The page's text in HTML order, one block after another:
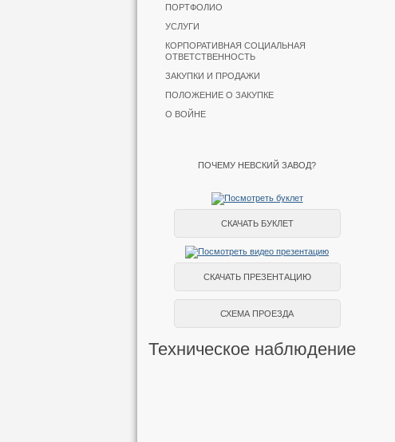
ПОРТФОЛИО
УСЛУГИ
КОРПОРАТИВНАЯ СОЦИАЛЬНАЯ
ОТВЕТСТВЕННОСТЬ
ЗАКУПКИ И ПРОДАЖИ
ПОЛОЖЕНИЕ О ЗАКУПКЕ
О ВОЙНЕ
ПОЧЕМУ НЕВСКИЙ ЗАВОД?
СКАЧАТЬ БУКЛЕТ
СКАЧАТЬ ПРЕЗЕНТАЦИЮ
СХЕМА ПРОЕЗДА
Техническое наблюдение